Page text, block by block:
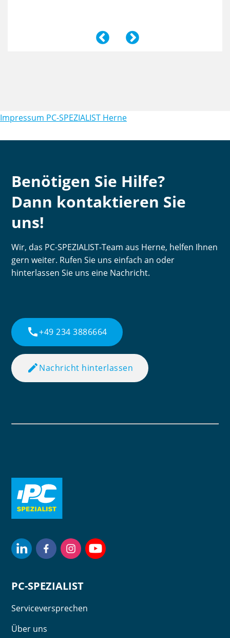
Impressum PC-SPEZIALIST Herne
Benötigen Sie Hilfe?
Dann kontaktieren Sie
uns!
Wir, das PC-SPEZIALIST-Team aus Herne, helfen Ihnen
gern weiter. Rufen Sie uns einfach an oder
hinterlassen Sie uns eine Nachricht.
call+49 234 3886664
editNachricht hinterlassen
PC-SPEZIALIST
Serviceversprechen
Über uns